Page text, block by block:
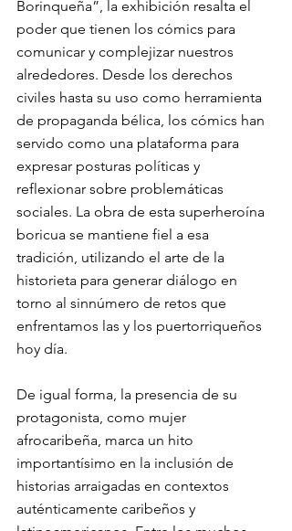
Borinqueña”, la exhibición resalta el
poder que tienen los cómics para
comunicar y complejizar nuestros
alrededores. Desde los derechos
civiles hasta su uso como herramienta
de propaganda bélica, los cómics han
servido como una plataforma para
expresar posturas políticas y
reflexionar sobre problemáticas
sociales. La obra de esta superheroína
boricua se mantiene fiel a esa
tradición, utilizando el arte de la
historieta para generar diálogo en
torno al sinnúmero de retos que
enfrentamos las y los puertorriqueños
hoy día.
De igual forma, la presencia de su
protagonista, como mujer
afrocaribeña, marca un hito
importantísimo en la inclusión de
historias arraigadas en contextos
auténticamente caribeños y